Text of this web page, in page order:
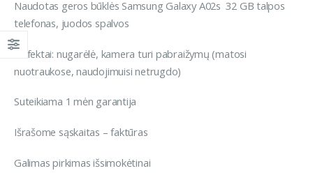
was:
€115,00.
is:
€105,00.
Naudotas geros būklės Samsung Galaxy A02s 32 GB talpos
telefonas, juodos spalvos
Defektai: nugarėlė, kamera turi pabraižymų (matosi
nuotraukose, naudojimuisi netrugdo)
Suteikiama 1 mėn garantija
Išrašome sąskaitas – faktūras
Galimas pirkimas išsimokėtinai